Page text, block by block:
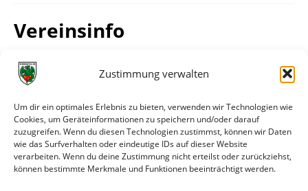
Zustimmung verwalten
Um dir ein optimales Erlebnis zu bieten, verwenden wir Technologien wie
Cookies, um Geräteinformationen zu speichern und/oder darauf
zuzugreifen. Wenn du diesen Technologien zustimmst, können wir Daten
wie das Surfverhalten oder eindeutige IDs auf dieser Website
verarbeiten. Wenn du deine Zustimmung nicht erteilst oder zurückziehst,
können bestimmte Merkmale und Funktionen beeinträchtigt werden.
Vereinsinfo
TSV Zornheim
Homepage
https://www.tsv-zornheim.de
Ort
Zornheim
Weitere Informationen